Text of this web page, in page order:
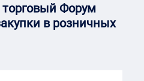
Форум
в розничных